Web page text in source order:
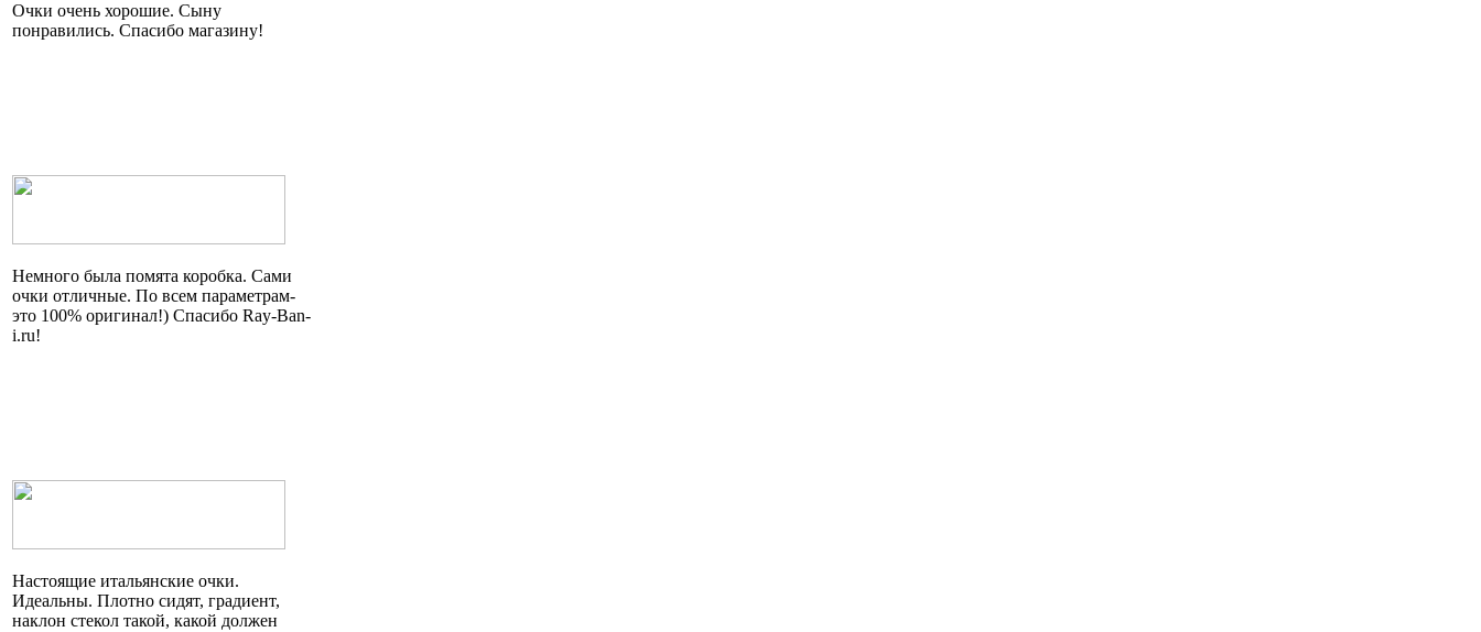
Очки очень хорошие. Сыну
понравились. Спасибо магазину!
Немного была помята коробка. Сами
очки отличные. По всем параметрам-
это 100% оригинал!) Спасибо Ray-Ban-
i.ru!
Настоящие итальянские очки.
Идеальны. Плотно сидят, градиент,
наклон стекол такой, какой должен